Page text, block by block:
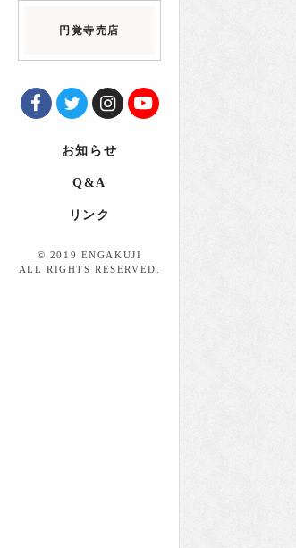
円覚寺売店
お知らせ
Q&A
リンク
© 2019 ENGAKUJI
ALL RIGHTS RESERVED.